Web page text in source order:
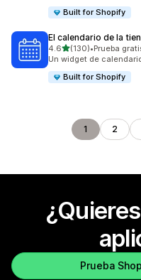
Built for Shopify
El calendario de la
4.6de 5 estrellas
(130)
130 reseñas en total
•Prueba
Un widget de
Built for Shopify
1 2
Prueba